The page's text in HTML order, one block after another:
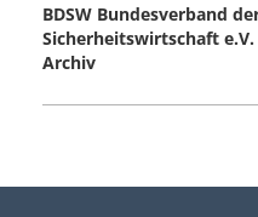
BDSW Bundesverband
Sicherheitswirtschaft e.V.
Archiv